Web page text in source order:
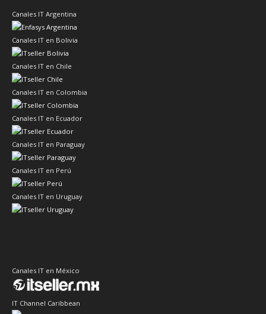
Canales IT Argentina
Canales IT en Bolivia
Canales IT en Chile
Canales IT en Colombia
Canales IT en Ecuador
Canales IT en Paraguay
Canales IT en Perú
Canales IT en Uruguay
Canales IT en México
IT Channel Caribbean